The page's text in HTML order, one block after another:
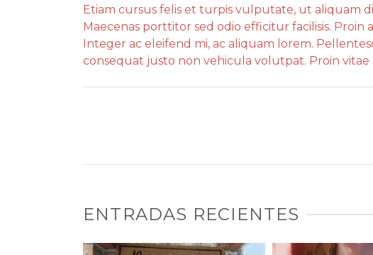
Etiam cursus felis et turpis vulputate, ut aliquam
Maecenas porttitor sed odio efficitur facilisis. Proin
Integer ac eleifend mi, ac aliquam lorem.
consequat justo non vehicula volutpat. Proin vitae
ENTRADAS RECIENTES